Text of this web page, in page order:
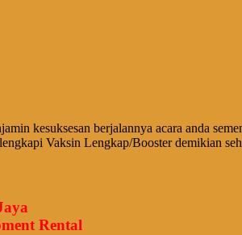
kesuksesan berjalannya acara anda
Vaksin Lengkap/Booster demikian
Rental